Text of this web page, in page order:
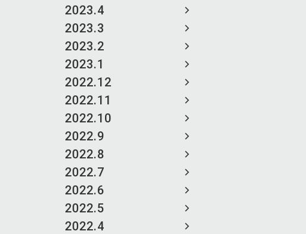
2023.4
2023.3
2023.2
2023.1
2022.12
2022.11
2022.10
2022.9
2022.8
2022.7
2022.6
2022.5
2022.4